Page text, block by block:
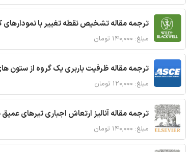
ترجمه مقاله تشخیص نقطه تغییر با نمودارهای
مبلغ: ۱۴۰,۰۰۰ تومان
ترجمه مقاله ظرفیت باربری یک گروه از ستون
مبلغ: ۱۲۰,۰۰۰ تومان
ترجمه مقاله آنالیز ارتعاش اجباری تیرهای
مبلغ: ۱۴۰,۰۰۰ تومان